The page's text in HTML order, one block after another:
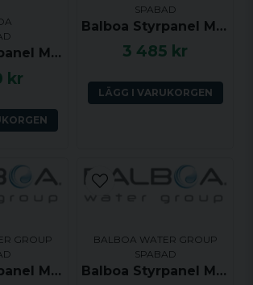
Balboa Styrpanel ML551 - Jets 1, Light, Mode, Jets 2, Jets 3, Jets 4, Warm, Cool - 55600
kr
SPABAD
Balboa Styrpanel ML400 Touch Panel
3 485 kr
LÄGG I VARUKORGEN
GROUP
Balboa Styrpanel ML550 Long Touch Panel 2 Pump with Air or P3
BALBOA WATER GROUP
SPABAD
Balboa Styrpanel ML260 - Jet, Aux, Temp, Light - 54270
publicera min fråga
Skicka fråga